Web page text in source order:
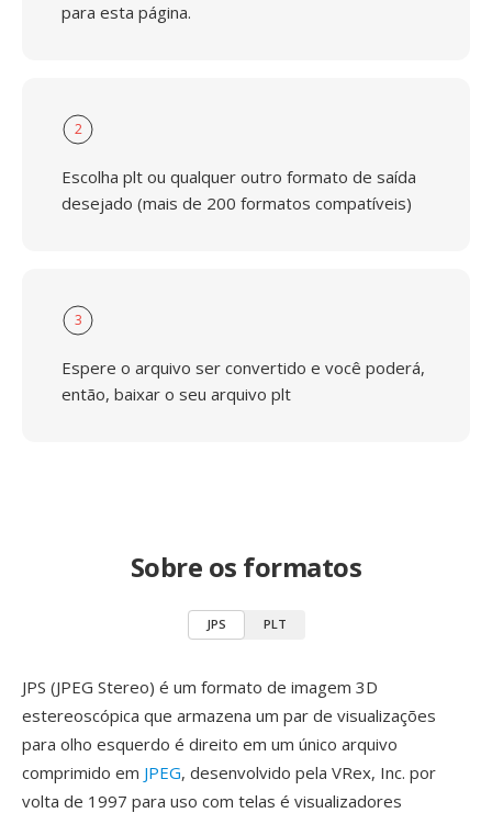
para esta página.
2
Escolha plt ou qualquer outro formato de saída
desejado (mais de 200 formatos compatíveis)
3
Espere o arquivo ser convertido e você poderá,
então, baixar o seu arquivo plt
Sobre os formatos
JPS PLT
JPS (JPEG Stereo) é um formato de imagem 3D
estereoscópica que armazena um par de visualizações
para olho esquerdo é direito em um único arquivo
comprimido em JPEG, desenvolvido pela VRex, Inc. por
volta de 1997 para uso com telas é visualizadores